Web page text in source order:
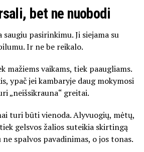
bet ne nuobodi
pasirinkimu. Ji siejama su
Ir ne be reikalo.
mažiems vaikams, tiek paaugliams.
ypač jei kambaryje daug mokymosi
„neišsikrauna“ greitai.
turi būti vienoda. Alyvuogių, mėtų,
gelsvos žalios suteikia skirtingą
ne spalvos pavadinimas, o jos tonas.